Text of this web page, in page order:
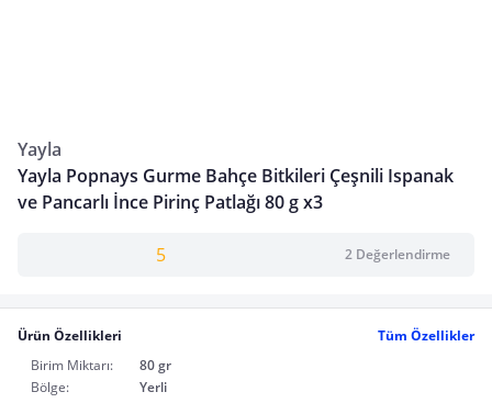
Yayla
Yayla Popnays Gurme Bahçe Bitkileri Çeşnili Ispanak
ve Pancarlı İnce Pirinç Patlağı 80 g x3
5 2 Değerlendirme
Ürün Özellikleri
Tüm Özellikler
Birim Miktarı:
80 gr
Bölge:
Yerli